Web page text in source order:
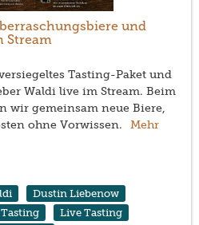
und
Stream
Tasting-Paket und
Waldi live im Stream. Beim
wir gemeinsam neue Biere,
ohne Vorwissen.
Mehr
Dustin Liebenow
Live Tasting